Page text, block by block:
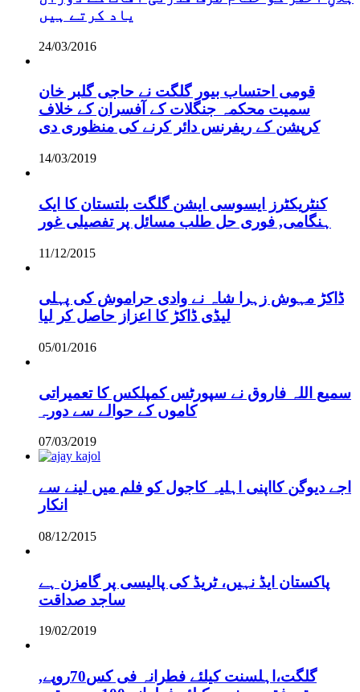
یاد کرتے ہیں
24/03/2016
قومی احتساب بیور گلگت نے حاجی گلبر خان
سمیت محکمہ جنگلات کے آفسران کے خلاف
کرپشن کے ریفرنس دائر کرنے کی منظوری دی
14/03/2019
کنٹریکٹرز ایسوسی ایشن گلگت بلتستان کا ایک
ہنگامی, فوری حل طلب مسائل پر تفصیلی غور
11/12/2015
ڈاکڑ مہوش زہرا شاہ نے وادی حراموش کی پہلی
لیڈی ڈاکڑ کا اعزاز حاصل کر لیا
05/01/2016
سمیع اللہ فاروق نے سپورٹس کمپلکس کا تعمیراتی
کاموں کے حوالے سے دورہ
07/03/2019
اجے دیوگن کااپنی اہلیہ کاجول کو فلم میں لینے سے
انکار
08/12/2015
پاکستان ایڈ نہیں، ٹریڈ کی پالیسی پر گامزن ہے
ساجد صداقت
19/02/2019
,گلگت،اہلسنت کیلئے فطرانہ فی کس70روپے